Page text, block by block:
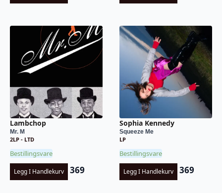
Lambchop
Mr. M
2LP - LTD
Bestillingsvare
Legg I Handlekurv 369
Sophia Kennedy
Squeeze Me
LP
Bestillingsvare
Legg I Handlekurv 369